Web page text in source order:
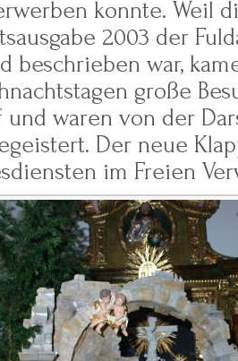
konnte. Weil
2003 der
beschrieben war,
große
und waren von der
Der neue
im Freien